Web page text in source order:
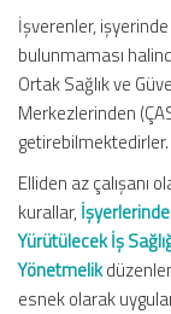
İşverenler,
bulunmaması
Ortak Sağlık ve
Merkezlerinden
getirebilmektedirler.
Elliden az çalışanı
kurallar,
Yürütülecek İş
Yönetmelik
esnek olarak